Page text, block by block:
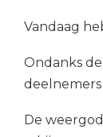
Vandaag
Ondanks
De